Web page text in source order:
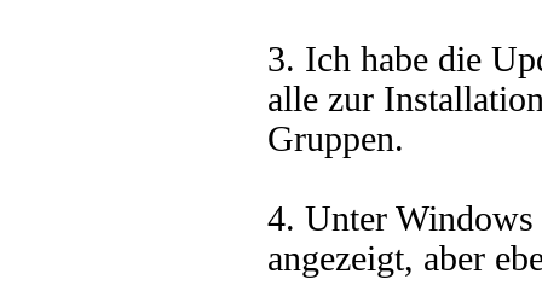
3. Ich habe die
alle zur
Gruppen.
4. Unter
angezeigt, aber